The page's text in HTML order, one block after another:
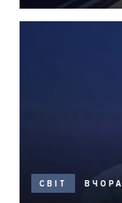
СВІТ